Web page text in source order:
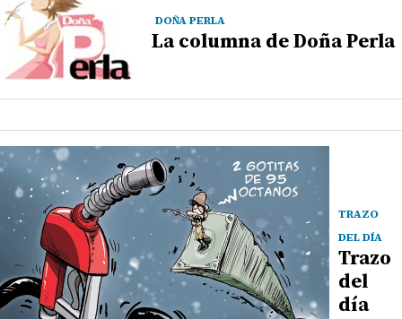
DOÑA PERLA
La columna de Doña Perla
TRAZO
DEL DÍA
Trazo
del
día